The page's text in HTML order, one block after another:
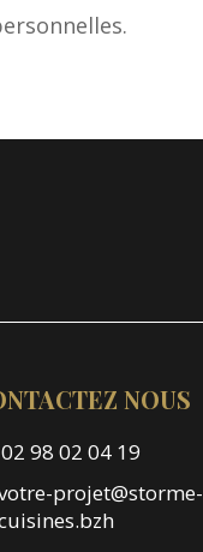
NOUS
02 98 02 04 19
projet@storme-